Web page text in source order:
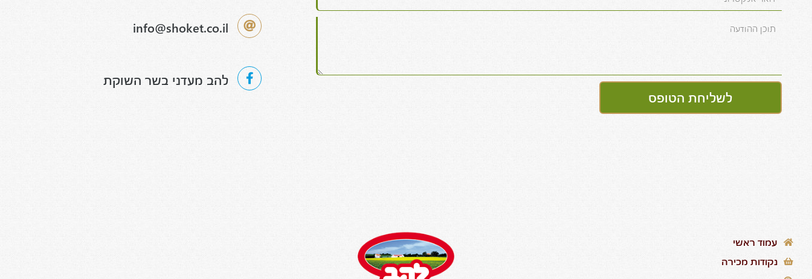
לשליחת הטופס
info@shoket.co.il
להב מעדני בשר השוקת
עמוד ראשי
נקודות מכירה